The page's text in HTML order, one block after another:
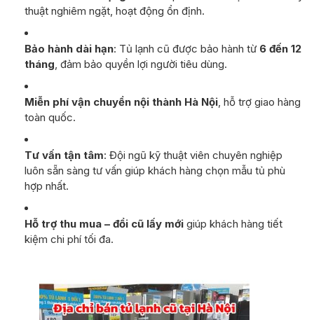
thuật nghiêm ngặt, hoạt động ổn định.
Bảo hành dài hạn: Tủ lạnh cũ được bảo hành từ 6 đến 12
tháng, đảm bảo quyền lợi người tiêu dùng.
Miễn phí vận chuyển nội thành Hà Nội, hỗ trợ giao hàng
toàn quốc.
Tư vấn tận tâm: Đội ngũ kỹ thuật viên chuyên nghiệp
luôn sẵn sàng tư vấn giúp khách hàng chọn mẫu tủ phù
hợp nhất.
Hỗ trợ thu mua – đổi cũ lấy mới giúp khách hàng tiết
kiệm chi phí tối đa.